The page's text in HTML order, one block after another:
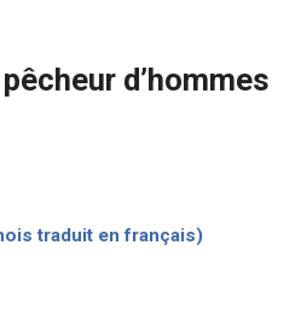
d’hommes
traduit en français)